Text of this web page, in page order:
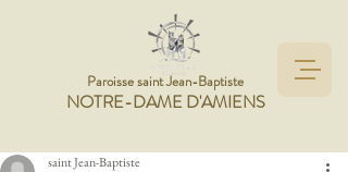
NOTRE-DAME D'AMIENS
Paroisse saint Jean-Baptiste
saint Jean-Baptiste